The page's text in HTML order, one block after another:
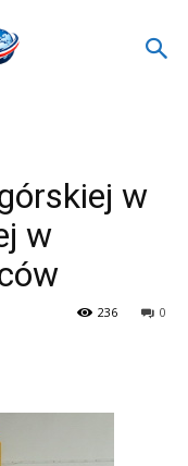
w
w
0
236